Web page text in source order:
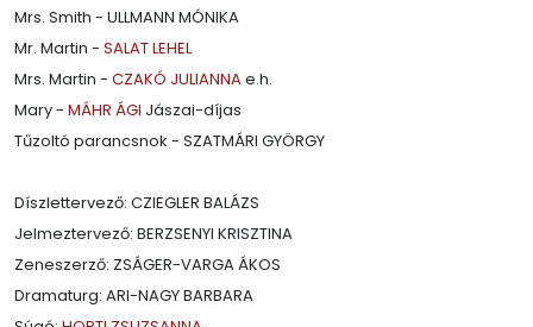
Mrs. Smith - ULLMANN MÓNIKA
Mr. Martin - SALAT LEHEL
Mrs. Martin - CZAKÓ JULIANNAe.h.
Mary - MÁHR ÁGI Jászai-díjas
Tűzoltó parancsnok - SZATMÁRI GYÖRGY
Díszlettervező: CZIEGLER BALÁZS
Jelmeztervező: BERZSENYI KRISZTINA
Zeneszerző: ZSÁGER-VARGA ÁKOS
Dramaturg: ARI-NAGY BARBARA